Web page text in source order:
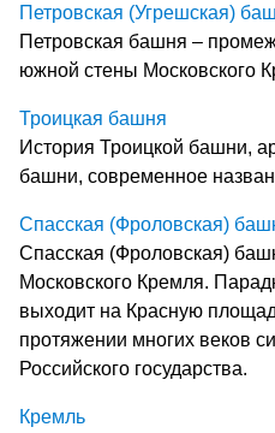
Петровская (Угрешская)
Петровская башня –
южной стены Московского
Троицкая башня
История Троицкой башни,
башни, современное
Спасская (Фроловская)
Спасская (Фроловская)
Московского Кремля.
выходит на Красную
протяжении многих веков
Российского государства.
Кремль